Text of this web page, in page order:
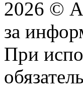
2026 ©
за
При